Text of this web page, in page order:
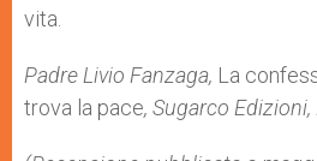
vita.
Padre Livio Fanzaga, La
trova la pace, Sugarco